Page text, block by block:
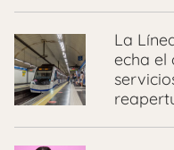
La
echa el